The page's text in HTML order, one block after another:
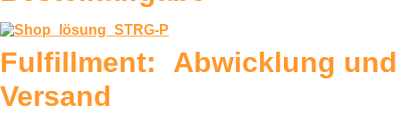
Fulfillment: Abwicklung und
Versand